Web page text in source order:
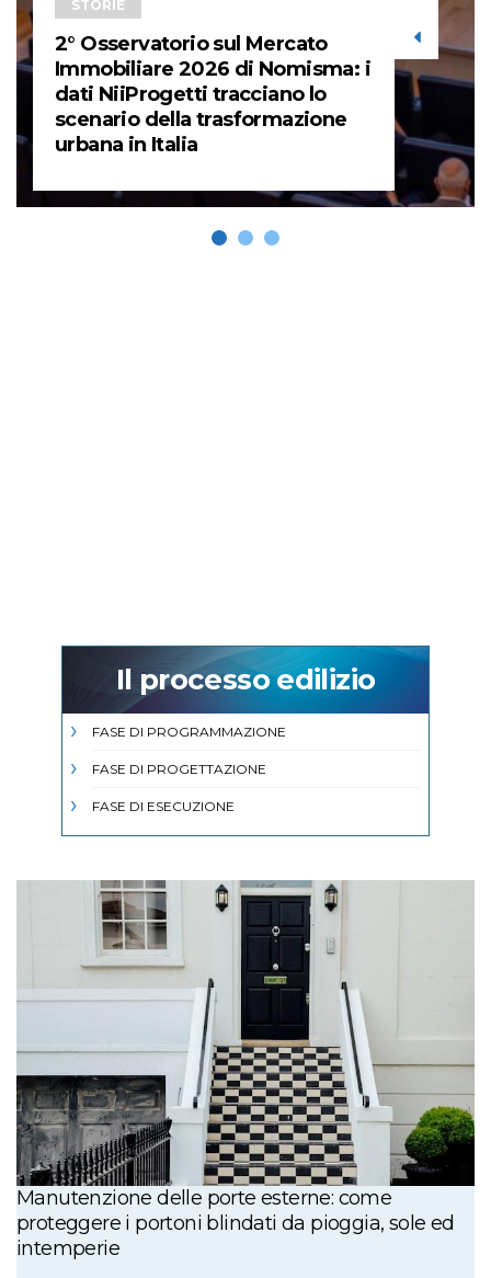
STORIE
2° Osservatorio sul Mercato
Immobiliare 2026 di Nomisma: i
dati NiiProgetti tracciano lo
scenario della trasformazione
urbana in Italia
Il processo edilizio
FASE DI PROGRAMMAZIONE
FASE DI PROGETTAZIONE
FASE DI ESECUZIONE
Manutenzione delle porte esterne: come
proteggere i portoni blindati da pioggia, sole ed
intemperie